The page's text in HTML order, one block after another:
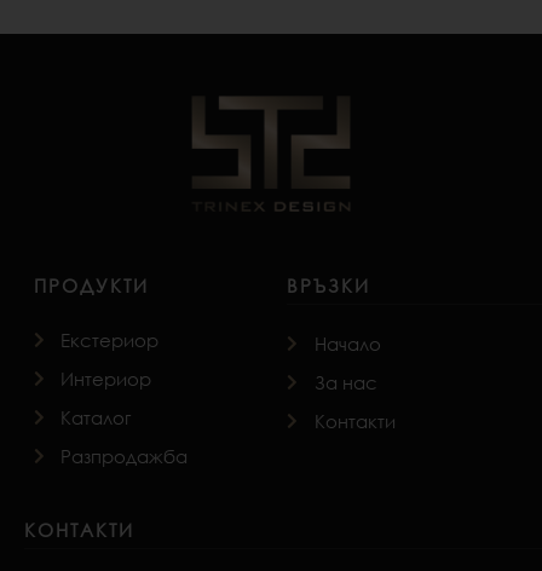
ПРОДУКТИ
Екстериор
Интериор
Каталог
Разпродажба
ВРЪЗКИ
Начало
За нас
Контакти
КОНТАКТИ